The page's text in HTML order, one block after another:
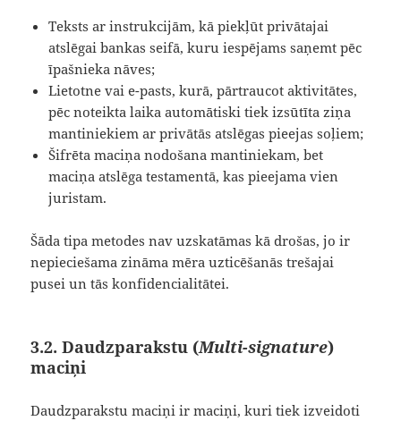
Teksts ar instrukcijām, kā piekļūt privātajai
atslēgai bankas seifā, kuru iespējams saņemt pēc
īpašnieka nāves;
Lietotne vai e-pasts, kurā, pārtraucot aktivitātes,
pēc noteikta laika automātiski tiek izsūtīta ziņa
mantiniekiem ar privātās atslēgas pieejas soļiem;
Šifrēta maciņa nodošana mantiniekam, bet
maciņa atslēga testamentā, kas pieejama vien
juristam.
Šāda tipa metodes nav uzskatāmas kā drošas, jo ir
nepieciešama zināma mēra uzticēšanās trešajai
pusei un tās konfidencialitātei.
3.2. Daudzparakstu (Multi-signature)
maciņi
Daudzparakstu maciņi ir maciņi, kuri tiek izveidoti